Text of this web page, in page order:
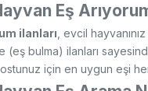
Eş
ilanları , evcil
(eş bulma) ilanları
için en uygun eşi